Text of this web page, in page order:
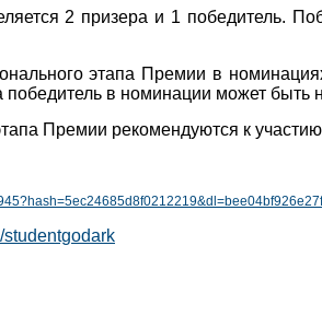
2 призера и 1 победитель.
этапа Премии в
победитель в номинации может быть
Премии рекомендуются к
studentgodark